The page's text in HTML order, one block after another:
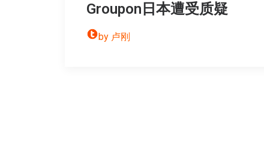
Groupon日本遭受质疑
by 卢刚